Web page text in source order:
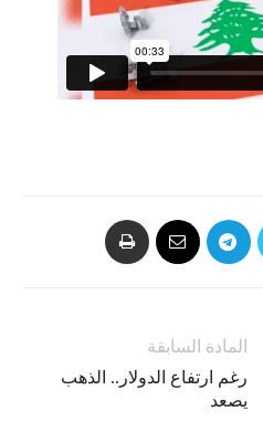
المادة السابقة
رغم ارتفاع الدولار.. الذهب
يصعد